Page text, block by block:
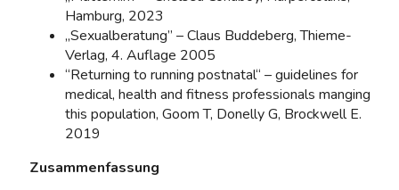
Hamburg, 2023
„Sexualberatung” – Claus Buddeberg, Thieme-
Verlag, 4. Auflage 2005
“Returning to running postnatal“ – guidelines for
medical, health and fitness professionals manging
this population, Goom T, Donelly G, Brockwell E.
2019
Zusammenfassung